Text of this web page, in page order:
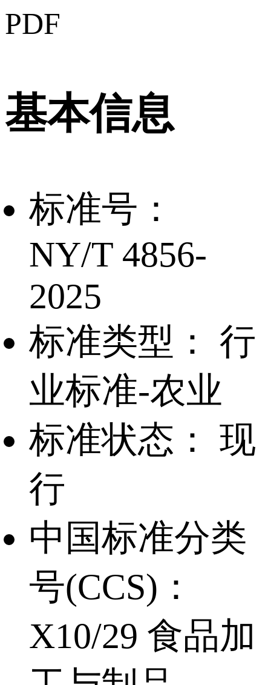
PDF
基本信息
标准号：
NY/T 4856-
2025
标准类型：
行
业标准-农业
标准状态：
现
行
中国标准分类
号(CCS)：
X10/29 食品加